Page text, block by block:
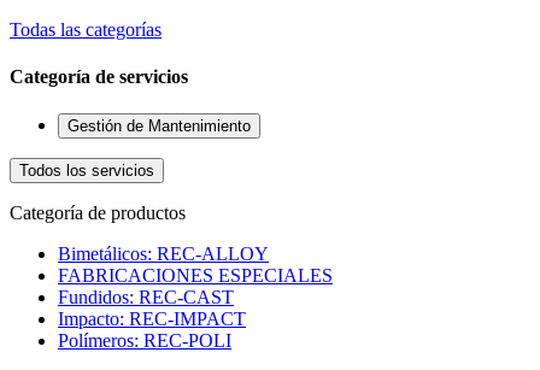
Todas las categorías
Categoría de servicios
Gestión de Mantenimiento
Todos los servicios
Categoría de productos
Bimetálicos: REC-ALLOY
FABRICACIONES ESPECIALES
Fundidos: REC-CAST
Impacto: REC-IMPACT
Polímeros: REC-POLI